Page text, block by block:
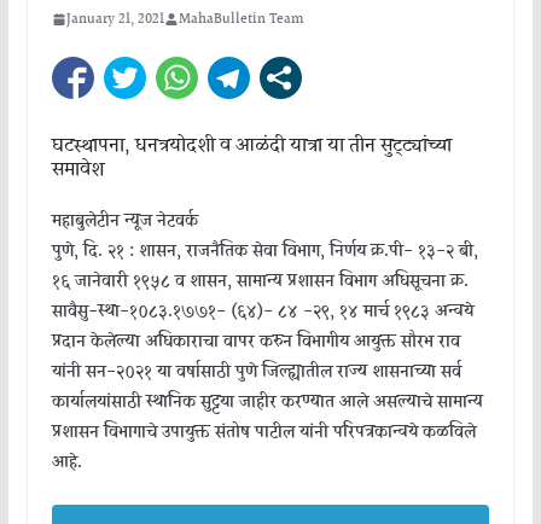
January 21, 2021 MahaBulletin Team
घटस्थापना, धनत्रयोदशी व आळंदी यात्रा या तीन सुट्ट्यांच्या
समावेश
महाबुलेटीन न्यूज नेटवर्क
पुणे, दि. २१ : शासन, राजनैतिक सेवा विभाग, निर्णय क्र.पी- १३-२ बी,
१६ जानेवारी १९५८ व शासन, सामान्य प्रशासन विभाग अधिसूचना क्र.
सावैसु-स्था-१०८३.१७७१- (६४)- ८४ -२९, १४ मार्च १९८३ अन्वये
प्रदान केलेल्या अधिकाराचा वापर करुन विभागीय आयुक्त सौरभ राव
यांनी सन-२०२१ या वर्षासाठी पुणे जिल्ह्यातील राज्य शासनाच्या सर्व
कार्यालयांसाठी स्थानिक सुट्टया जाहीर करण्यात आले असल्याचे सामान्य
प्रशासन विभागाचे उपायुक्त संतोष पाटील यांनी परिपत्रकान्वये कळविले
आहे.